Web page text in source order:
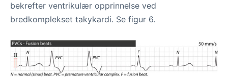
bekrefter ventrikulær opprinnelse ved
bredkomplekset takykardi. Se figur 6.